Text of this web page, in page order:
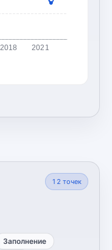
2018 2021
12 точек
Заполнение